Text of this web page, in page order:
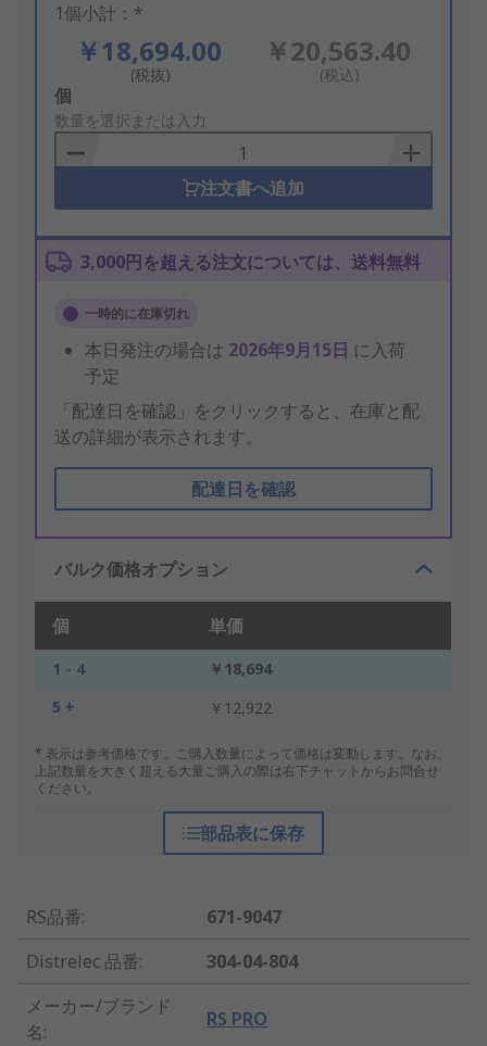
1個小計：*
￥18,694.00
(税抜)
￥20,563.40
(税込)
Add
to
Basket
個
数量を選択または入力
注文書へ追加
3,000円を超える注文については、送料無料
一時的に在庫切れ
本日発注の場合は 2026年9月15日 に入荷
予定
「配達日を確認」をクリックすると、在庫と配
送の詳細が表示されます。
配達日を確認
バルク価格オプション
個 単価
1 - 4
￥18,694
5 +
￥12,922
* 表示は参考価格です。ご購入数量によって価格は変動します。なお、
上記数量を大きく超える大量ご購入の際は右下チャットからお問合せ
ください。
部品表に保存
RS品番:
671-9047
Distrelec 品番:
304-04-804
メーカー/ブランド
名:
RS PRO